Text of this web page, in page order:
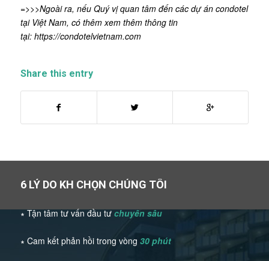
=>>>Ngoài ra, nếu Quý vị quan tâm đến các dự án condotel
tại Việt Nam, có thêm xem thêm thông tin
tại: https://condotelvietnam.com
Share this entry
6 LÝ DO KH CHỌN CHÚNG TÔI
∗ Tận tâm tư vấn đầu tưchuyên sâu
∗ Cam kết phản hồi trong vòng 30 phút